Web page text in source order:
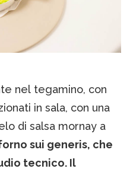
nel tegamino, con
in sala, con una
di salsa mornay a
sui generis, che
tecnico. Il